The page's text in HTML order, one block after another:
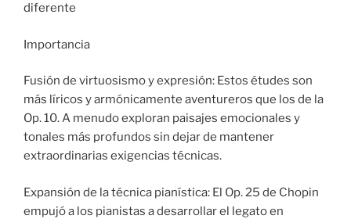
diferente
Importancia
Fusión de virtuosismo y expresión: Estos études son
más líricos y armónicamente aventureros que los de la
Op. 10. A menudo exploran paisajes emocionales y
tonales más profundos sin dejar de mantener
extraordinarias exigencias técnicas.
Expansión de la técnica pianística: El Op. 25 de Chopin
empujó a los pianistas a desarrollar el legato en